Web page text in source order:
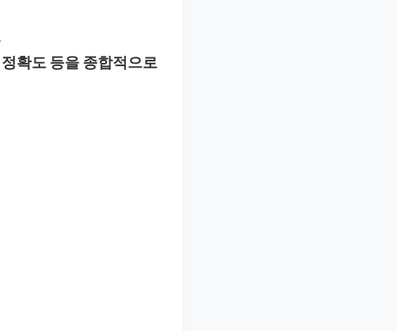
확도 등을 종합적으로